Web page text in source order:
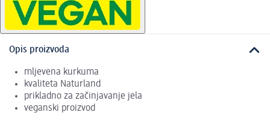
Opis proizvoda
mljevena kurkuma
kvaliteta Naturland
prikladno za začinjavanje jela
veganski proizvod